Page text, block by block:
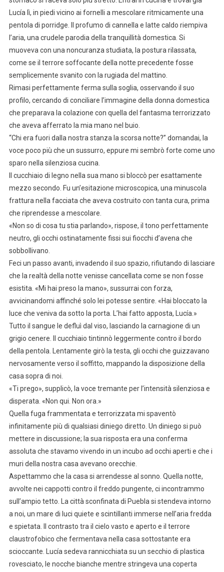
Lucía lì, in piedi vicino ai fornelli a mescolare ritmicamente una
pentola di porridge. Il profumo di cannella e latte caldo riempiva
l’aria, una crudele parodia della tranquillità domestica. Si
muoveva con una noncuranza studiata, la postura rilassata,
come se il terrore soffocante della notte precedente fosse
semplicemente svanito con la rugiada del mattino.
Rimasi perfettamente ferma sulla soglia, osservando il suo
profilo, cercando di conciliare l’immagine della donna domestica
che preparava la colazione con quella del fantasma terrorizzato
che aveva afferrato la mia mano nel buio.
“Chi era fuori dalla nostra stanza la scorsa notte?” domandai, la
voce poco più che un sussurro, eppure mi sembrò forte come uno
sparo nella silenziosa cucina.
Il cucchiaio di legno nella sua mano si bloccò per esattamente
mezzo secondo. Fu un’esitazione microscopica, una minuscola
frattura nella facciata che aveva costruito con tanta cura, prima
che riprendesse a mescolare.
«Non so di cosa tu stia parlando», rispose, il tono perfettamente
neutro, gli occhi ostinatamente fissi sui fiocchi d’avena che
sobbollivano.
Feci un passo avanti, invadendo il suo spazio, rifiutando di lasciare
che la realtà della notte venisse cancellata come se non fosse
esistita. «Mi hai preso la mano», sussurrai con forza,
avvicinandomi affinché solo lei potesse sentire. «Hai bloccato la
luce che veniva da sotto la porta. L’hai fatto apposta, Lucía.»
Tutto il sangue le defluì dal viso, lasciando la carnagione di un
grigio cenere. Il cucchiaio tintinnò leggermente contro il bordo
della pentola. Lentamente girò la testa, gli occhi che guizzavano
nervosamente verso il soffitto, mappando la disposizione della
casa sopra di noi.
«Ti prego», supplicò, la voce tremante per l’intensità silenziosa e
disperata. «Non qui. Non ora.»
Quella fuga frammentata e terrorizzata mi spaventò
infinitamente più di qualsiasi diniego diretto. Un diniego si può
mettere in discussione; la sua risposta era una conferma
assoluta che stavamo vivendo in un incubo ad occhi aperti e che i
muri della nostra casa avevano orecchie.
Aspettammo che la casa si arrendesse al sonno. Quella notte,
avvolte nei cappotti contro il freddo pungente, ci incontrammo
sull’ampio tetto. La città sconfinata di Puebla si stendeva intorno
a noi, un mare di luci quiete e scintillanti immerse nell’aria fredda
e spietata. Il contrasto tra il cielo vasto e aperto e il terrore
claustrofobico che fermentava nella casa sottostante era
scioccante. Lucía sedeva rannicchiata su un secchio di plastica
rovesciato, le nocche bianche mentre stringeva una coperta